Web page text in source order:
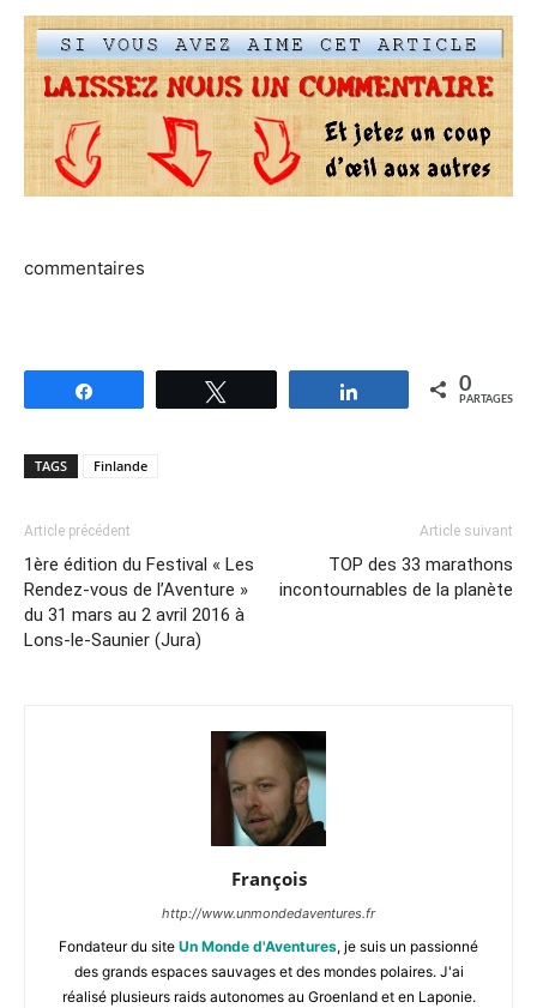
commentaires
Partagez 0
PARTAGES
TAGS Finlande
Article précédent
1ère édition du Festival « Les
Rendez-vous de l’Aventure »
du 31 mars au 2 avril 2016 à
Lons-le-Saunier (Jura)
Article suivant
TOP des 33 marathons
incontournables de la planète
François
http://www.unmondedaventures.fr
Fondateur du site Un Monde d'Aventures, je suis un passionné
des grands espaces sauvages et des mondes polaires. J'ai
réalisé plusieurs raids autonomes au Groenland et en Laponie.